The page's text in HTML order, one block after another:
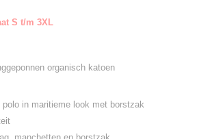
S t/m 3XL
organisch katoen
polo in maritieme look met borstzak